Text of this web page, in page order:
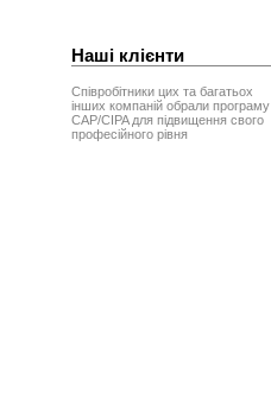
Наші клієнти
Співробітники цих та багатьох
інших компаній обрали програму
CAP/CIPA для підвищення свого
професійного рівня